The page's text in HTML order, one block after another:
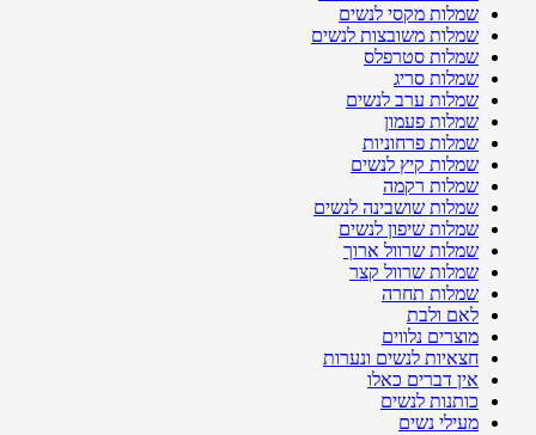
שמלות מקסי לנשים
שמלות משובצות לנשים
שמלות סטרפלס
שמלות סריג
שמלות ערב לנשים
שמלות פעמון
שמלות פרחוניות
שמלות קיץ לנשים
שמלות רקמה
שמלות שושבינה לנשים
שמלות שיפון לנשים
שמלות שרוול ארוך
שמלות שרוול קצר
שמלות תחרה
לאם ולבת
מוצרים נלווים
חצאיות לנשים ונערות
אין דברים כאלו
כותנות לנשים
מעילי נשים